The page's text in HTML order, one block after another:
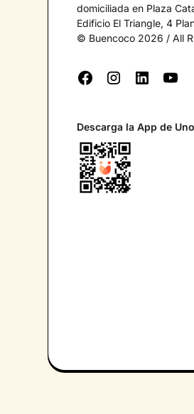
domiciliada en Plaza
Edificio El Triangle, 4
© Buencoco 2026 / All
Descarga la App de